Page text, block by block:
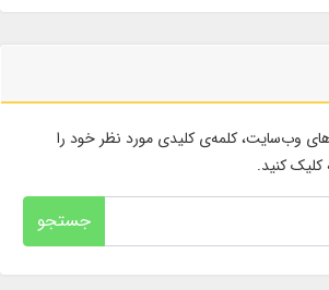
وب‌سایت، کلمه‌ی کلیدی مورد نظر خود را
کنید.
جستجو